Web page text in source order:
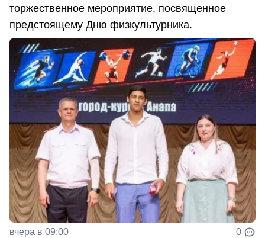
торжественное мероприятие, посвященное
предстоящему Дню физкультурника.
вчера в 09:00 0